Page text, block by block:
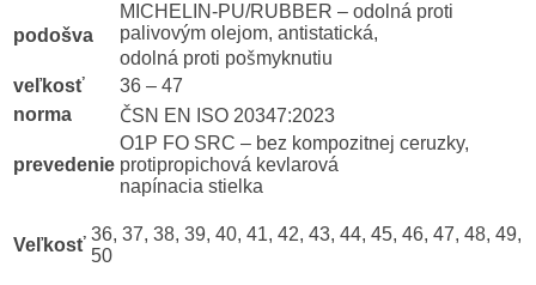
podošva
MICHELIN-PU/RUBBER – odolná proti
palivovým olejom, antistatická,
odolná proti pošmyknutiu
veľkosť
36 – 47
norma
ČSN EN ISO 20347:2023
prevedenie
O1P FO SRC – bez kompozitnej ceruzky,
protipropichová kevlarová
napínacia stielka
Veľkosť
36, 37, 38, 39, 40, 41, 42, 43, 44, 45, 46, 47, 48, 49,
50